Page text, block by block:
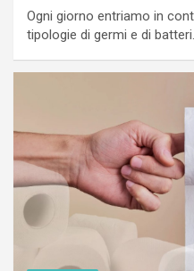
Ogni giorno entriamo in
tipologie di germi e di